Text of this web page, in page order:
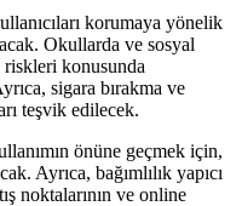
korumaya yönelik
Okullarda ve sosyal
riskleri konusunda
sigara bırakma ve
teşvik edilecek.
önüne geçmek için,
Ayrıca, bağımlılık yapıcı
noktalarının ve online